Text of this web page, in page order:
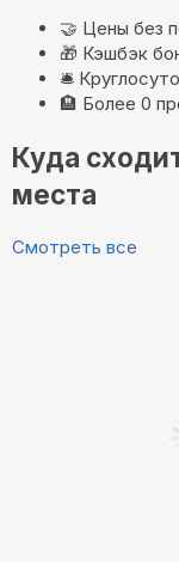
🤝 Цены без
🎁 Кэшбэк
🛎️
🏨 Более 0
Куда
места
Смотреть все